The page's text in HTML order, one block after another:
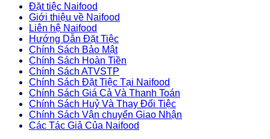
Đặt tiệc Naifood
Giới thiệu về Naifood
Liên hệ Naifood
Hướng Dẫn Đặt Tiệc
Chính Sách Bảo Mật
Chính Sách Hoàn Tiền
Chính Sách ATVSTP
Chính Sách Đặt Tiệc Tại Naifood
Chính Sách Giá Cả Và Thanh Toán
Chính Sách Huỷ Và Thay Đổi Tiệc
Chính Sách Vận chuyển Giao Nhận
Các Tác Giả Của Naifood